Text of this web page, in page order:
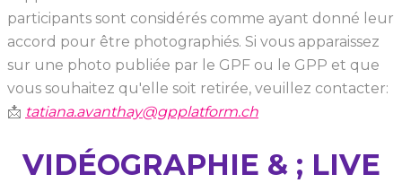
participants sont considérés comme ayant donné leur
accord pour être photographiés. Si vous apparaissez
sur une photo publiée par le GPF ou le GPP et que
vous souhaitez qu'elle soit retirée, veuillez contacter:
📩 tatiana.avanthay@gpplatform.ch
VIDÉOGRAPHIE & ; LIVE